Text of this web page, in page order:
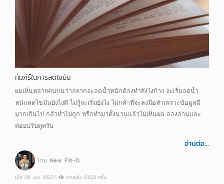
คัมภีร์ในการลดไขมัน
ผมเห็นหลายคนบ่นว่าอยากจะลดน้ำหนักต้องทำยังไงบ้าง จะเริ่มลดน้ำ
หนักลดไขมันยังไงดี ไม่รู้จะเริ่มยังไง ไม่กล้าที่จะลงมือทำเพราะข้อมูลมี
มากเกินไป กลัวทำไม่ถูก หรือทำมาตั้งนานแล้วไม่เห็นผล ลองอ่านและ
ค่อยปรับดูครับ
อ่านต่อ...
โดย New Fit-D
เมื่อ 09 Jun 2020 | อ่านแล้ว 8,824 ครั้ง